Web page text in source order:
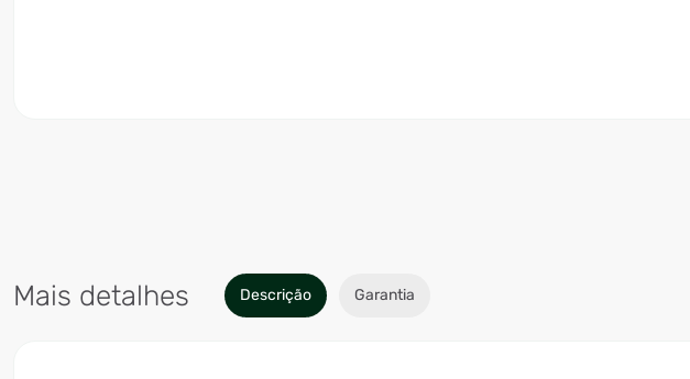
Mais detalhes Descrição Garantia